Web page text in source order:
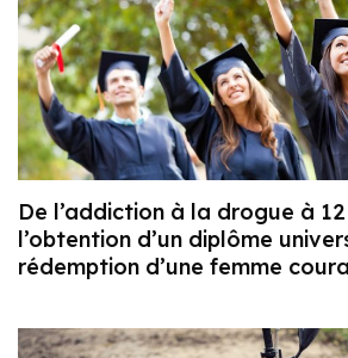
De l’addiction à la drogue à
l’obtention d’un diplôme
rédemption d’une femme